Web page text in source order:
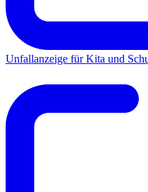
Unfallanzeige für Kita und